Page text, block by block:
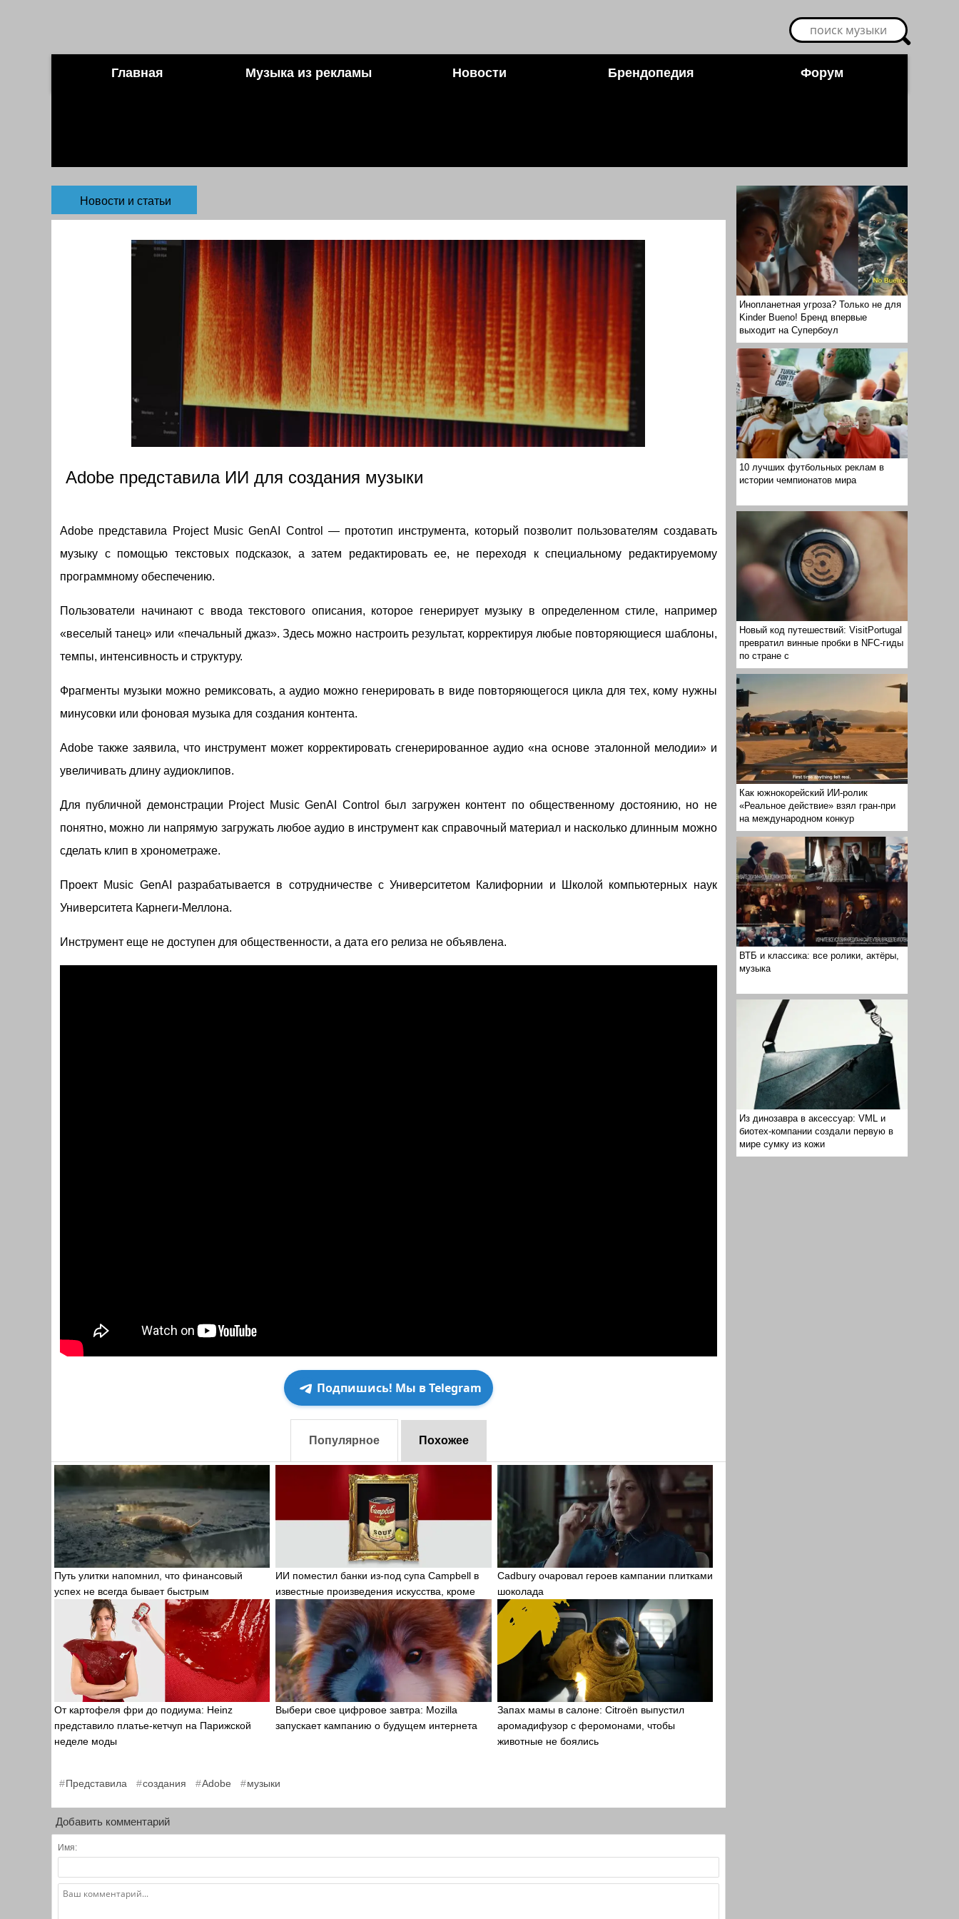
Главная Музыка из рекламы Новости Брендопедия Форум
Инопланетная угроза? Только не для
Kinder Bueno! Бренд впервые
выходит на Супербоул
10 лучших футбольных реклам в
истории чемпионатов мира
Новый код путешествий: VisitPortugal
превратил винные пробки в NFC-гиды
по стране с
Как южнокорейский ИИ-ролик
«Реальное действие» взял гран-при
на международном конкур
ВТБ и классика: все ролики, актёры,
музыка
Из динозавра в аксессуар: VML и
биотех-компании создали первую в
мире сумку из кожи
Новости и статьи
Adobe представила ИИ для создания музыки
Adobe представила Project Music GenAI Control — прототип инструмента, который позволит пользователям создавать
музыку с помощью текстовых подсказок, а затем редактировать ее, не переходя к специальному редактируемому
программному обеспечению.
Пользователи начинают с ввода текстового описания, которое генерирует музыку в определенном стиле, например
«веселый танец» или «печальный джаз». Здесь можно настроить результат, корректируя любые повторяющиеся шаблоны,
темпы, интенсивность и структуру.
Фрагменты музыки можно ремиксовать, а аудио можно генерировать в виде повторяющегося цикла для тех, кому нужны
минусовки или фоновая музыка для создания контента.
Adobe также заявила, что инструмент может корректировать сгенерированное аудио «на основе эталонной мелодии» и
увеличивать длину аудиоклипов.
Для публичной демонстрации Project Music GenAI Control был загружен контент по общественному достоянию, но не
понятно, можно ли напрямую загружать любое аудио в инструмент как справочный материал и насколько длинным можно
сделать клип в хронометраже.
Проект Music GenAI разрабатывается в сотрудничестве с Университетом Калифорнии и Школой компьютерных наук
Университета Карнеги-Меллона.
Инструмент еще не доступен для общественности, а дата его релиза не объявлена.
Подпишись! Мы в Telegram
Популярное Похожее
Путь улитки напомнил, что финансовый
успех не всегда бывает быстрым
ИИ поместил банки из-под супа Campbell в
известные произведения искусства, кроме
Энди Уорх
Cadbury очаровал героев кампании плитками
шоколада
От картофеля фри до подиума: Heinz
представило платье-кетчуп на Парижской
неделе моды
Выбери свое цифровое завтра: Mozilla
запускает кампанию о будущем интернета
Запах мамы в салоне: Citroën выпустил
аромадифузор с феромонами, чтобы
животные не боялись
Представила создания Adobe музыки
Добавить комментарий
Имя: